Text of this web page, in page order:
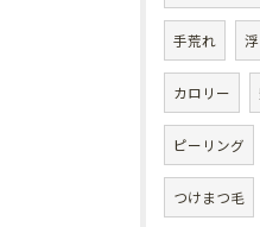
手荒れ
カロリー
ピーリング
つけまつ毛